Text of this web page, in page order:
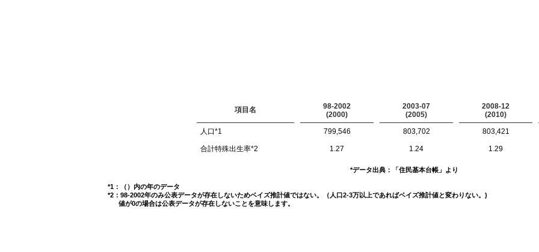
項目名
98-2002
(2000)
2003-07
(2005)
2008-12
(2010)
人口*1 799,546 803,702 803,421
合計特殊出生率*2 1.27 1.24 1.29
*データ出典：「住民基本台帳」より
*1：（）内の年のデータ
*2：98-2002年のみ公表データが存在しないためベイズ推計値ではない。（人口2-3万以上であればベイズ推計値と変わりない。)
値が0の場合は公表データが存在しないことを意味します。